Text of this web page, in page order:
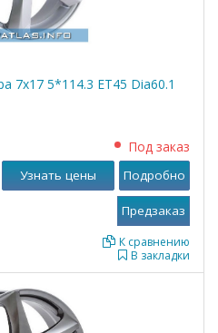
7x17 5*114.3 ET45 Dia60.1
Под заказ
В закладки
К сравнению
Узнать цены Подробно